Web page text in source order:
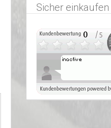
Sicher einkaufen